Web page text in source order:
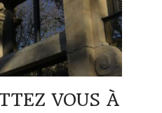
VOUS À